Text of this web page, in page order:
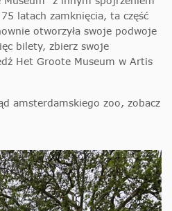
latach zamknięcia, ta część
otworzyła swoje podwoje
bilety, zbierz swoje
Het Groote Museum w Artis
amsterdamskiego zoo, zobacz